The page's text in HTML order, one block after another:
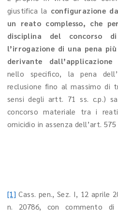
giustifica la configurazione
un reato complesso, che
disciplina del concorso
l’irrogazione di una pena
derivante
nello specifico, la pena dell’
reclusione fino al massimo di
sensi degli artt. 71 ss. c.p.)
concorso materiale tra i
omicidio in assenza dell’art. 575
[1] Cass. pen., Sez. I, 12 aprile
n. 20786, con commento di